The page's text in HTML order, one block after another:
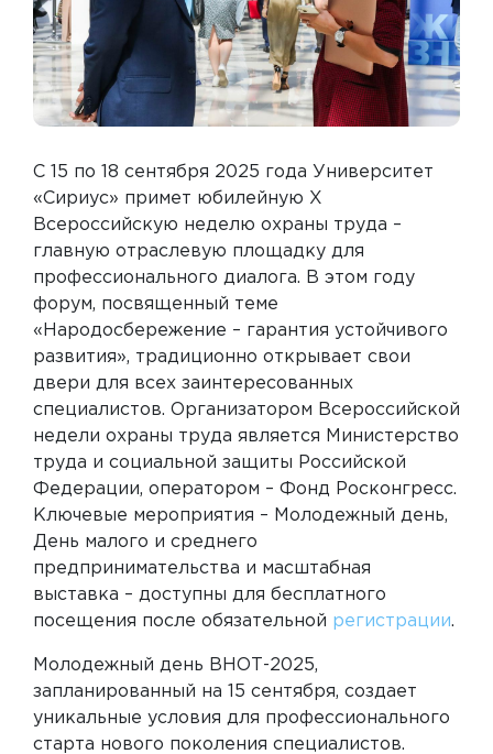
С 15 по 18 сентября 2025 года Университет
«Сириус» примет юбилейную X
Всероссийскую неделю охраны труда –
главную отраслевую площадку для
профессионального диалога. В этом году
форум, посвященный теме
«Народосбережение – гарантия устойчивого
развития», традиционно открывает свои
двери для всех заинтересованных
специалистов. Организатором Всероссийской
недели охраны труда является Министерство
труда и социальной защиты Российской
Федерации, оператором – Фонд Росконгресс.
Ключевые мероприятия – Молодежный день,
День малого и среднего
предпринимательства и масштабная
выставка – доступны для бесплатного
посещения после обязательной регистрации.
Молодежный день ВНОТ-2025,
запланированный на 15 сентября, создает
уникальные условия для профессионального
старта нового поколения специалистов.